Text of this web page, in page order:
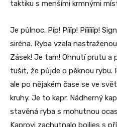
taktiku s menšími krmnými
Je půlnoc. Píp! Píííp! Pííííííp!
siréna. Ryba vzala
Zásek! Je tam! Ohnutí prutu a
tušit, že půjde o pěknou rybu.
ale po nějakém čase se ve
kruhy. Je to kapr. Nádherný
stavěná ryba s mohutnou
Kaprovi zachutnalo boilies s